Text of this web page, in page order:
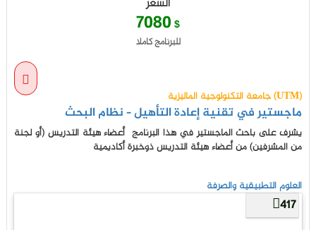
السعر
7080 $
للبرنامج كاملا
جامعة التكنولوجية الماليزية (UTM)
ماجستير في تقنية إعادة التأهيل – نظام البحث
يشرف على باحث الماجستير في هذا البرنامج أعضاء هيئة التدريس (أو لجنة
من المشرفين) من أعضاء هيئة التدريس ذوخبرة أكاديمية
العلوم التطبيقية والصرفة
417